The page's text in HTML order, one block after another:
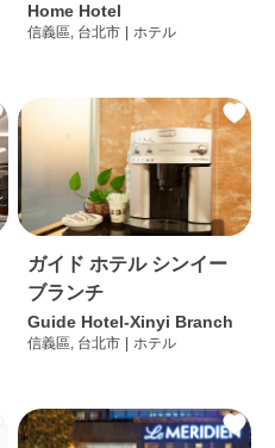
Home Hotel
信義區, 台北市 ホテル
ガイド ホテル シンイー
ブランチ
Guide Hotel-Xinyi Branch
信義區, 台北市 ホテル